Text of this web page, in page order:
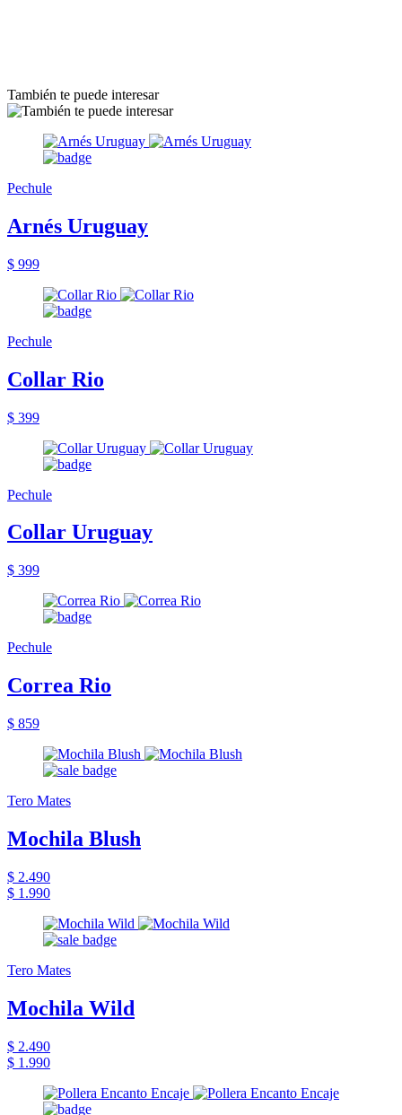
También te puede interesar
Pechule
Arnés Uruguay
$ 999
Pechule
Collar Rio
$ 399
Pechule
Collar Uruguay
$ 399
Pechule
Correa Rio
$ 859
Tero Mates
Mochila Blush
$ 2.490
$ 1.990
Tero Mates
Mochila Wild
$ 2.490
$ 1.990